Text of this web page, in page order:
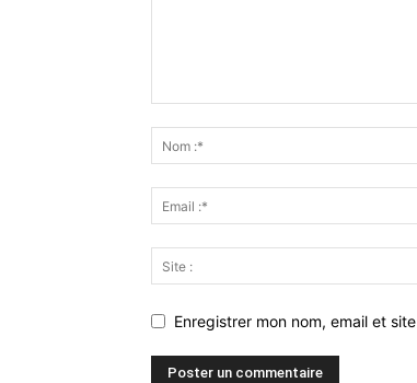
Enregistrer mon nom, email et